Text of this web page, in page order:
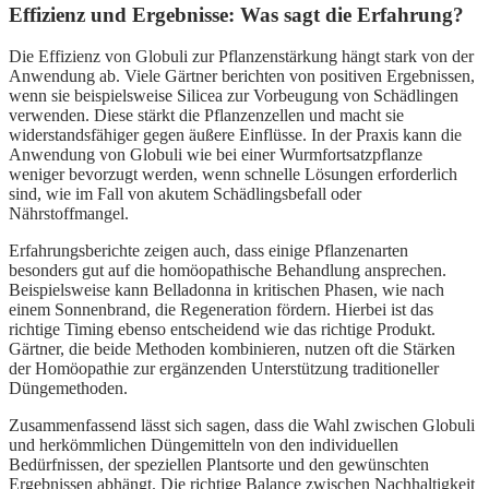
Effizienz und Ergebnisse: Was sagt die Erfahrung?
Die Effizienz von Globuli zur Pflanzenstärkung hängt stark von der
Anwendung ab. Viele Gärtner berichten von positiven Ergebnissen,
wenn sie beispielsweise Silicea zur Vorbeugung von Schädlingen
verwenden. Diese stärkt die Pflanzenzellen und macht sie
widerstandsfähiger gegen äußere Einflüsse. In der Praxis kann die
Anwendung von Globuli wie bei einer Wurmfortsatzpflanze
weniger bevorzugt werden, wenn schnelle Lösungen erforderlich
sind, wie im Fall von akutem Schädlingsbefall oder
Nährstoffmangel.
Erfahrungsberichte zeigen auch, dass einige Pflanzenarten
besonders gut auf die homöopathische Behandlung ansprechen.
Beispielsweise kann Belladonna in kritischen Phasen, wie nach
einem Sonnenbrand, die Regeneration fördern. Hierbei ist das
richtige Timing ebenso entscheidend wie das richtige Produkt.
Gärtner, die beide Methoden kombinieren, nutzen oft die Stärken
der Homöopathie zur ergänzenden Unterstützung traditioneller
Düngemethoden.
Zusammenfassend lässt sich sagen, dass die Wahl zwischen Globuli
und herkömmlichen Düngemitteln von den individuellen
Bedürfnissen, der speziellen Plantsorte und den gewünschten
Ergebnissen abhängt. Die richtige Balance zwischen Nachhaltigkeit